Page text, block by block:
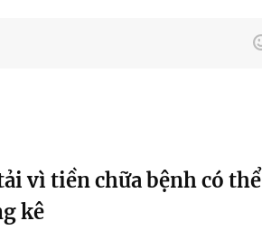
vì tiền chữa bệnh có thể
kê